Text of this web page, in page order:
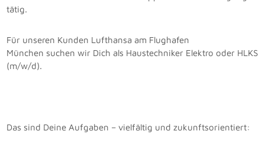
tätig.
Für unseren Kunden Lufthansa am Flughafen
München suchen wir Dich als Haustechniker Elektro oder HLKS
(m/w/d).
Das sind Deine Aufgaben – vielfältig und zukunftsorientiert: